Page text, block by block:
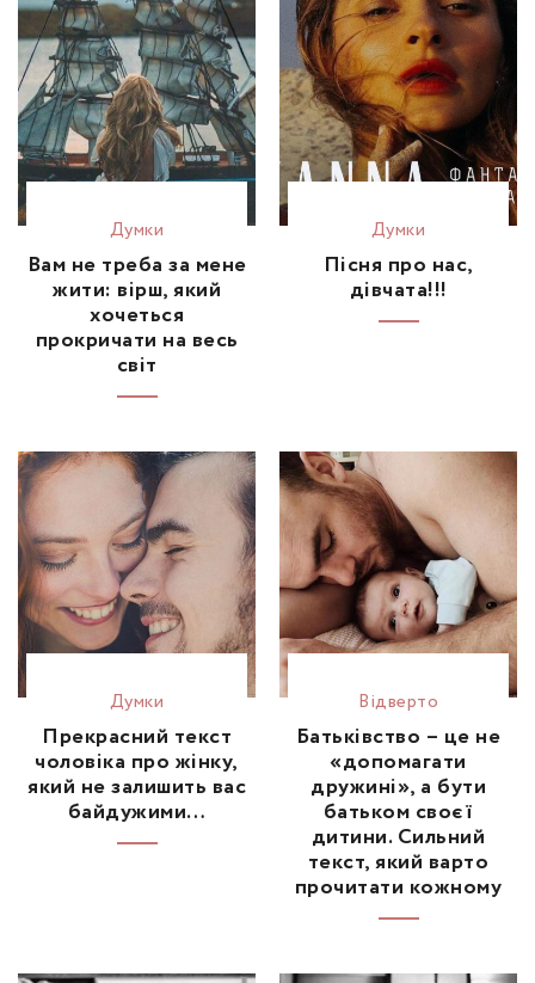
Думки
Вам не треба за мене
жити: вірш, який
хочеться
прокричати на весь
світ
Думки
Пісня про нас,
дівчата!!!
Думки
Прекрасний текст
чоловіка про жінку,
який не залишить вас
байдужими…
Відвертo
Батьківство – це не
«допомагати
дружині», а бути
батьком своєї
дитини. Сильний
текст, який варто
прочитати кожному